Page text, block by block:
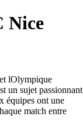
Nice
lOlympique
un sujet passionnant
équipes ont une
match entre